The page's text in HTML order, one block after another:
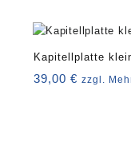
Kapitellplatte
39,00 € zzgl.